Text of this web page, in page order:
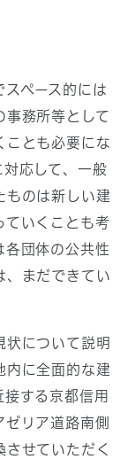
ペース的には
事務所等として
ことも必要にな
対応して、一般
ものは新しい建
ていくことも考
各団体の公共性
、まだできてい
状について説明
内に全面的な建
する京都信用
リア道路南側
せていただく